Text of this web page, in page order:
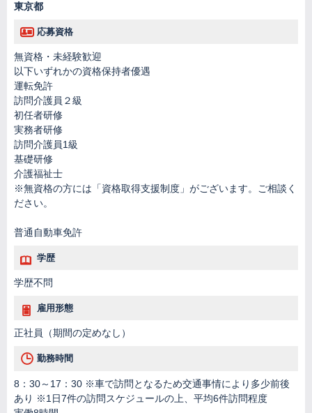
東京都
応募資格
無資格・未経験歓迎
以下いずれかの資格保持者優遇
運転免許
訪問介護員２級
初任者研修
実務者研修
訪問介護員1級
基礎研修
介護福祉士
※無資格の方には「資格取得支援制度」がございます。ご相談く
ださい。
普通自動車免許
学歴
学歴不問
雇用形態
正社員（期間の定めなし）
勤務時間
8：30～17：30 ※車で訪問となるため交通事情により多少前後
あり ※1日7件の訪問スケジュールの上、平均6件訪問程度